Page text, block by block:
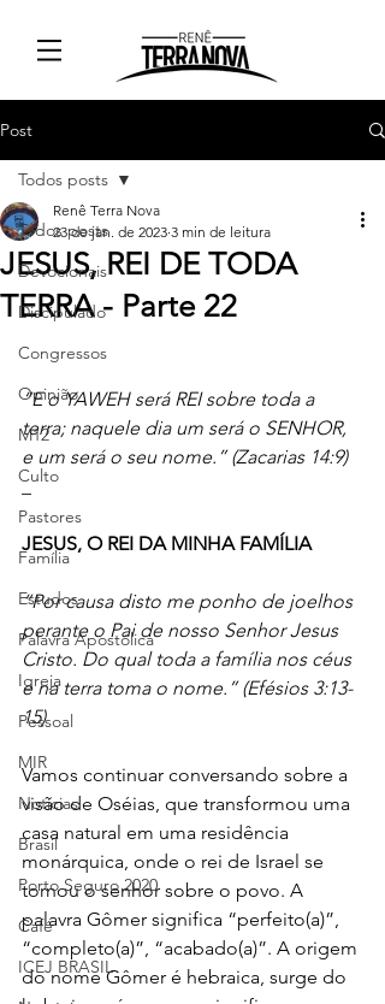
Post
Todos posts
Devocionais
Discipulado
Congressos
Opinião
M12
Culto
Pastores
Família
Estudos
Palavra Apostólica
Igreja
Pessoal
MIR
Notícias
Brasil
Porto Seguro 2020
Café
ICEJ BRASIL
Todos posts
JESUS, REI DE TODA
TERRA - Parte 22
Renê Terra Nova
23 de jan. de 2023 3 min de leitura
“E o YAWEH será REI sobre toda a
terra; naquele dia um será o SENHOR,
e um será o seu nome.” (Zacarias 14:9)
_
JESUS, O REI DA MINHA FAMÍLIA
“Por causa disto me ponho de joelhos
perante o Pai de nosso Senhor Jesus
Cristo. Do qual toda a família nos céus
e na terra toma o nome.” (Efésios 3:13-
15)
Vamos continuar conversando sobre a
visão de Oséias, que transformou uma
casa natural em uma residência
monárquica, onde o rei de Israel se
tornou o senhor sobre o povo. A
palavra Gômer significa “perfeito(a)”,
“completo(a)”, “acabado(a)”. A origem
do nome Gômer é hebraica, surge do